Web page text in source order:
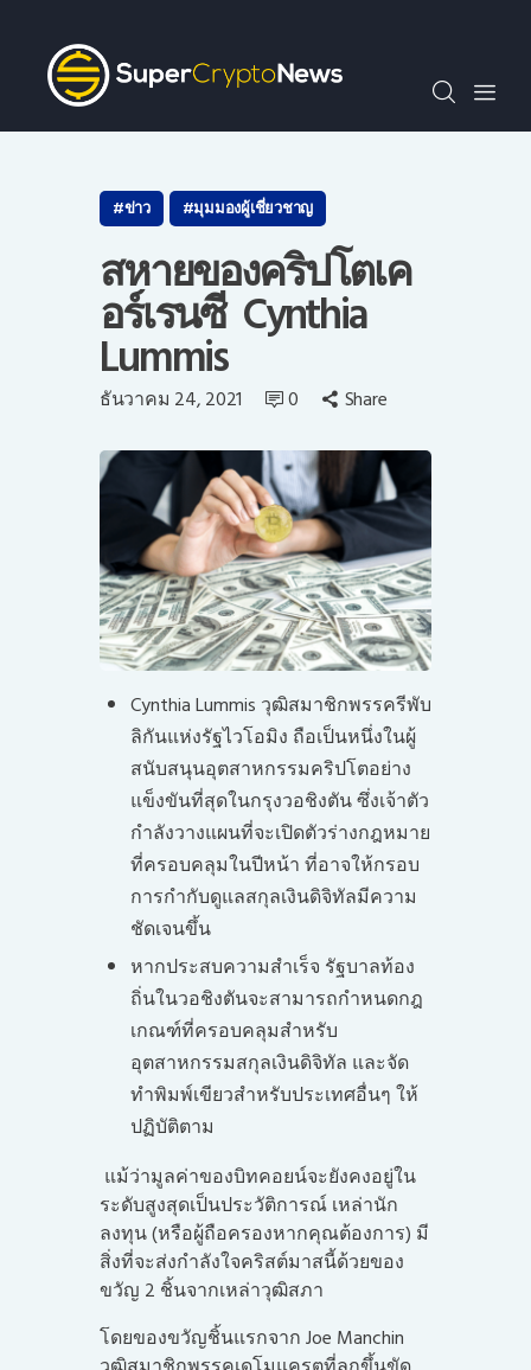
SCN30index
ข่าว
ถาม-ตอบ
ความรู้เบื้องต้น
ข่าวประชาสัมพันธ์
ไทย
ข่าว มุมมองผู้เชี่ยวชาญ
สหายของคริปโตเค
อร์เรนซี Cynthia
Lummis
ธันวาคม 24, 2021 0 Share
Cynthia Lummis วุฒิสมาชิกพรรครีพับ
ลิกันแห่งรัฐไวโอมิง ถือเป็นหนึ่งในผู้
สนับสนุนอุตสาหกรรมคริปโตอย่าง
แข็งขันที่สุดในกรุงวอชิงตัน ซึ่งเจ้าตัว
กำลังวางแผนที่จะเปิดตัวร่างกฎหมาย
ที่ครอบคลุมในปีหน้า ที่อาจให้กรอบ
การกำกับดูแลสกุลเงินดิจิทัลมีความ
ชัดเจนขึ้น
หากประสบความสำเร็จ รัฐบาลท้อง
ถิ่นในวอชิงตันจะสามารถกำหนดกฎ
เกณฑ์ที่ครอบคลุมสำหรับ
อุตสาหกรรมสกุลเงินดิจิทัล และจัด
ทำพิมพ์เขียวสำหรับประเทศอื่นๆ ให้
ปฏิบัติตาม
แม้ว่ามูลค่าของบิทคอยน์จะยังคงอยู่ใน
ระดับสูงสุดเป็นประวัติการณ์ เหล่านัก
ลงทุน (หรือผู้ถือครองหากคุณต้องการ) มี
สิ่งที่จะส่งกำลังใจคริสต์มาสนี้ด้วยของ
ขวัญ 2 ชิ้นจากเหล่าวุฒิสภา
โดยของขวัญชิ้นแรกจาก Joe Manchin